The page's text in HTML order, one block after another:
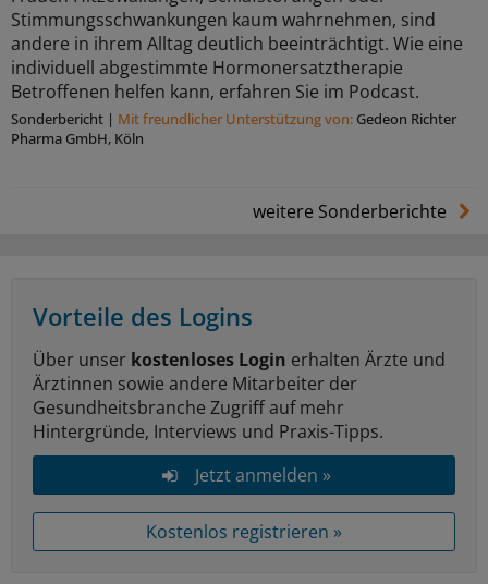
Stimmungsschwankungen kaum wahrnehmen, sind
andere in ihrem Alltag deutlich beeinträchtigt. Wie eine
individuell abgestimmte Hormonersatztherapie
Betroffenen helfen kann, erfahren Sie im Podcast.
Sonderbericht | Mit freundlicher Unterstützung von: Gedeon Richter
Pharma GmbH, Köln
weitere Sonderberichte
Vorteile des Logins
Über unser kostenloses Login erhalten Ärzte und
Ärztinnen sowie andere Mitarbeiter der
Gesundheitsbranche Zugriff auf mehr
Hintergründe, Interviews und Praxis-Tipps.
Jetzt anmelden »
Kostenlos registrieren »